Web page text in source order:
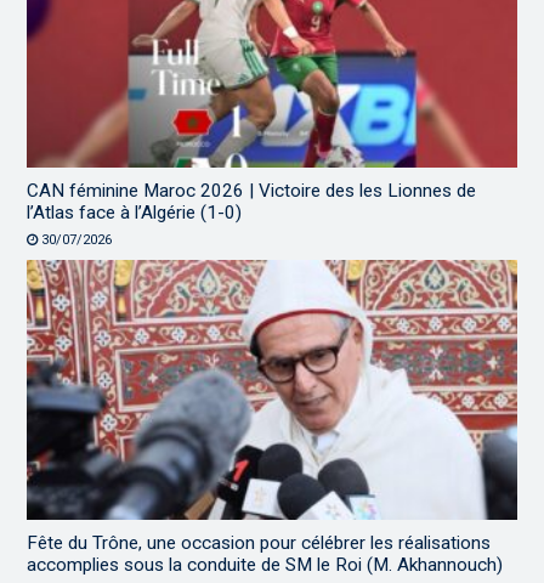
CAN féminine Maroc 2026 | Victoire des les Lionnes de
l’Atlas face à l’Algérie (1-0)
30/07/2026
Fête du Trône, une occasion pour célébrer les réalisations
accomplies sous la conduite de SM le Roi (M. Akhannouch)